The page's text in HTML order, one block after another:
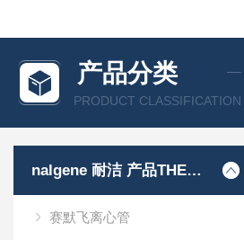
产品分类
PRODUCT CLASSIFICATION
nalgene 耐洁 产品THERMO 赛默飞
赛默飞离心管